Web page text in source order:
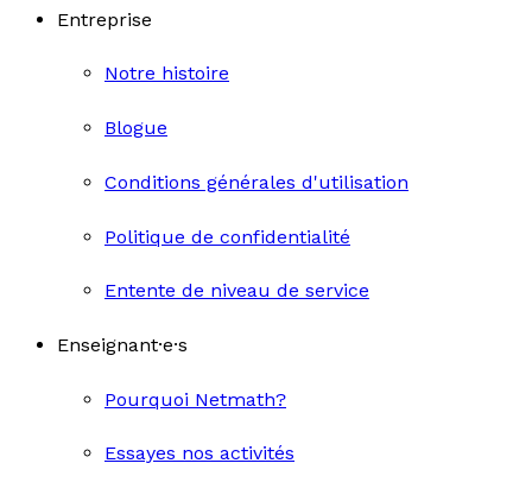
Entreprise
Notre histoire
Blogue
Conditions générales d'utilisation
Politique de confidentialité
Entente de niveau de service
Enseignant·e·s
Pourquoi Netmath?
Essayes nos activités